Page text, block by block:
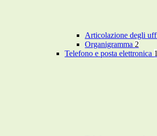
Articolazione degli
Organigramma 2
Telefono e posta elettronica 1